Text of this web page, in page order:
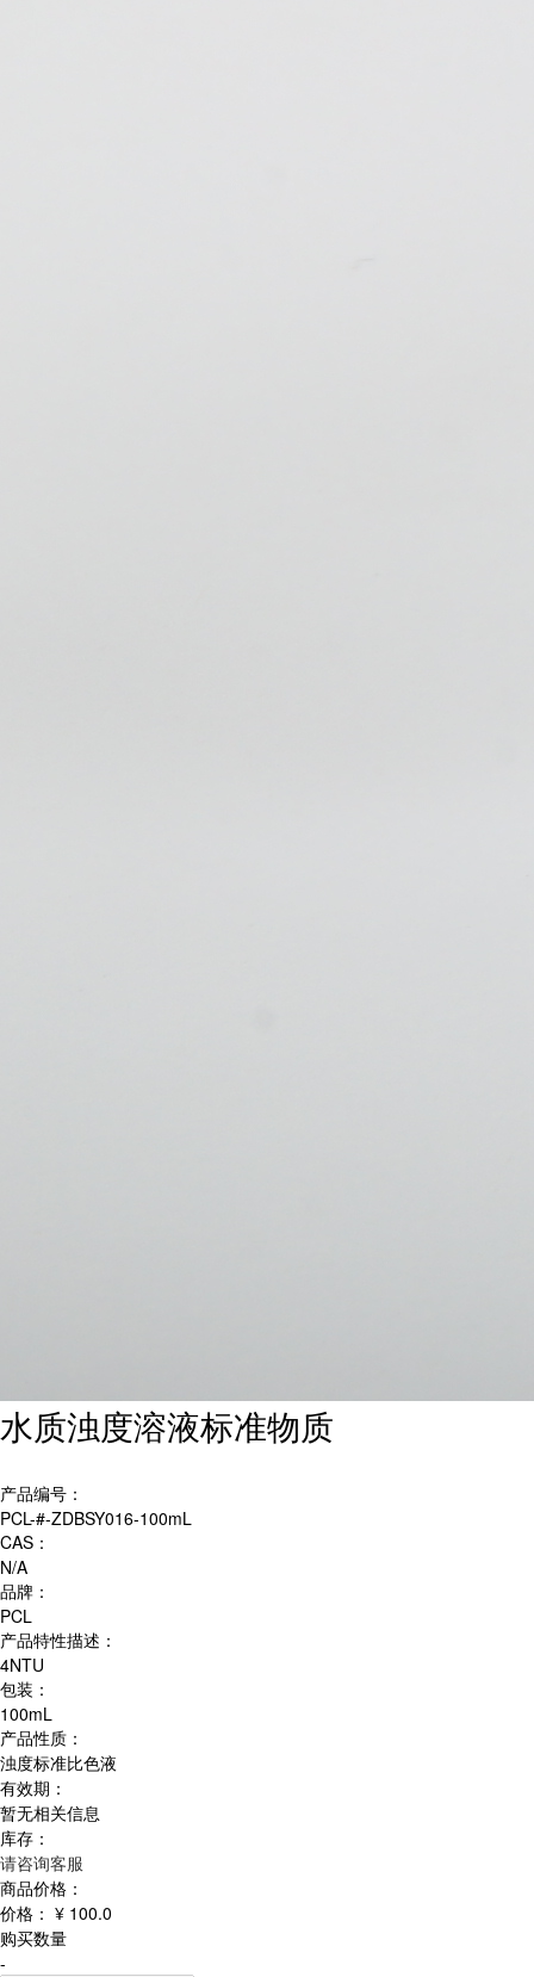
水质浊度溶液标准物质
产品编号：
PCL-#-ZDBSY016-100mL
CAS：
N/A
品牌：
PCL
产品特性描述：
4NTU
包装：
100mL
产品性质：
浊度标准比色液
有效期：
暂无相关信息
库存：
请咨询客服
商品价格：
价格： ¥ 100.0
购买数量
-